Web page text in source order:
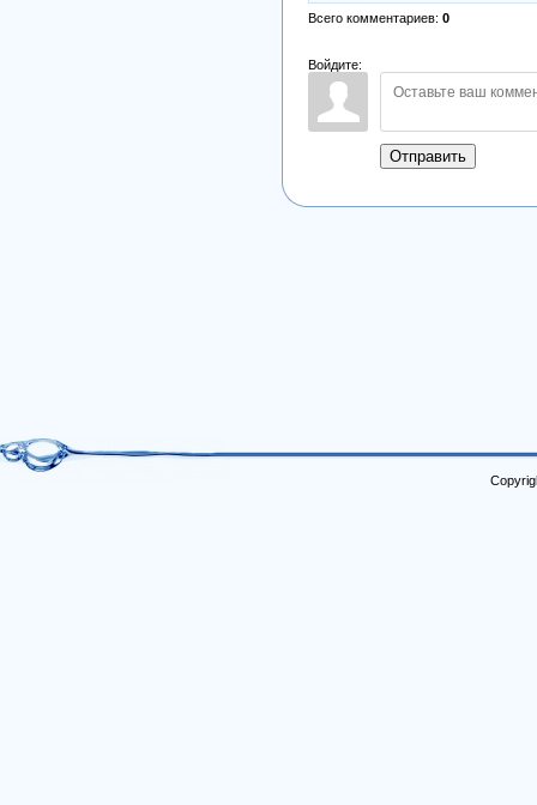
Всего комментариев: 0
Войдите:
Отправить